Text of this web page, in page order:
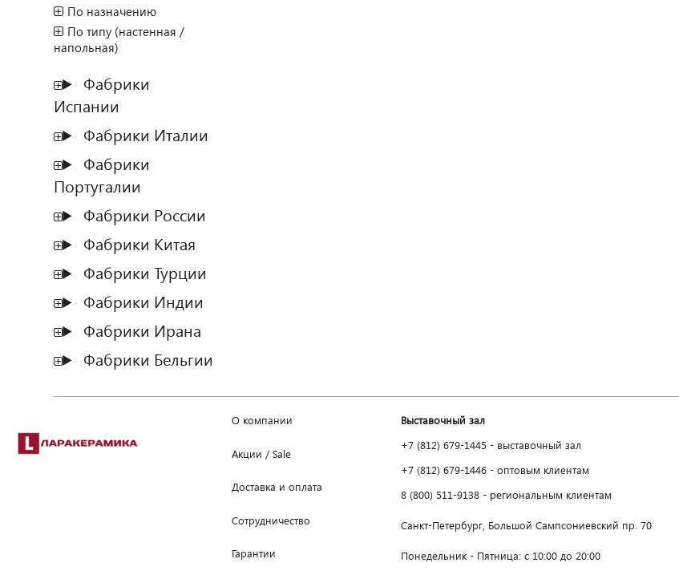
По назначению
По типу (настенная /
напольная)
Фабрики
Испании
Фабрики Италии
Фабрики
Португалии
Фабрики России
Фабрики Китая
Фабрики Турции
Фабрики Индии
Фабрики Ирана
Фабрики Бельгии
О компании
Акции / Sale
Доставка и оплата
Сотрудничество
Гарантии
Выставочный зал
+7 (812) 679-1445 - выставочный зал
+7 (812) 679-1446 - оптовым клиентам
8 (800) 511-9138 - региональным клиентам
Санкт-Петербург, Большой Сампсониевский пр. 70
Понедельник - Пятница: с 10:00 до 20:00